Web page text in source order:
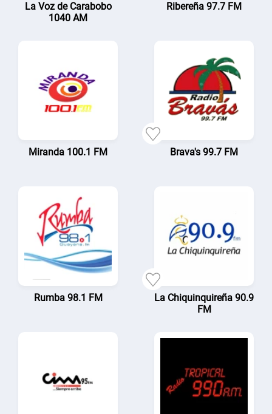
La Voz de Carabobo
1040 AM
Ribereña 97.7 FM
Miranda 100.1 FM Brava's 99.7 FM
Rumba 98.1 FM
La Chiquinquireña 90.9
FM